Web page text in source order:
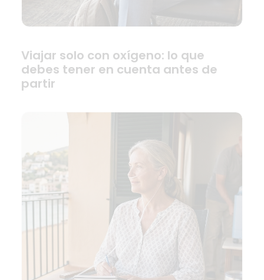
Viajar solo con oxígeno: lo que
debes tener en cuenta antes de
partir